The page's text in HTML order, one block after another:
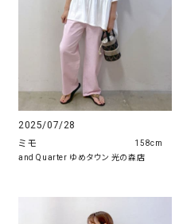
2025/07/28
ミモ
and Quarter ゆめタウン 光の森店
158cm